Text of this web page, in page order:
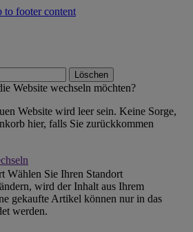
to footer content
Löschen
Website wechseln möchten?
Website wird leer sein. Keine Sorge,
hier, falls Sie zurückkommen
Wählen Sie Ihren Standort
wird der Inhalt aus Ihrem
gekaufte Artikel können nur in das
werden.